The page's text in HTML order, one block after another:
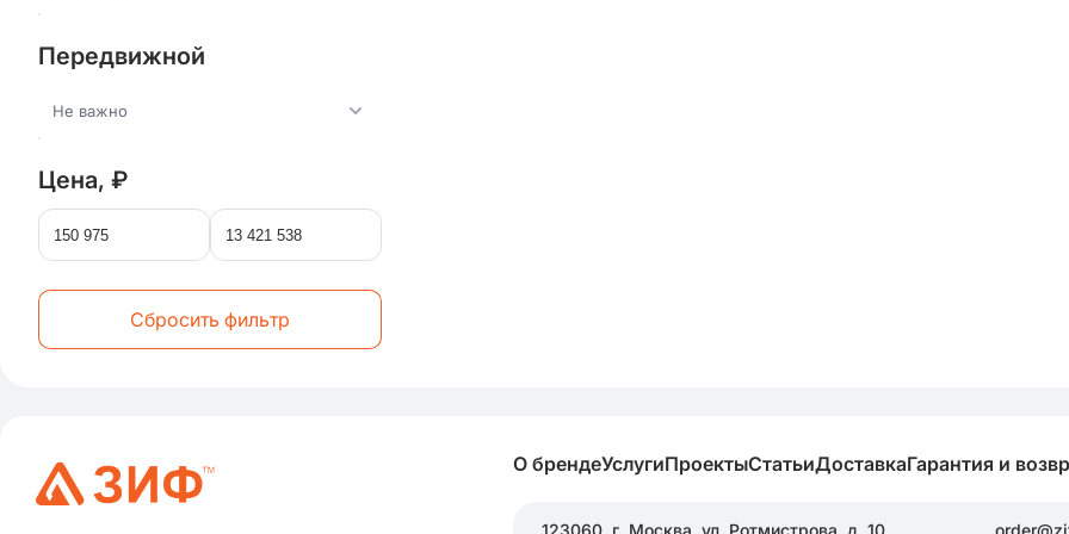
Передвижной
Не важно
Цена, ₽
Сбросить фильтр
О брендеУслугиПроектыСтатьиДоставкаГарантия и
123060, г. Москва, ул. Ротмистрова, д. 10